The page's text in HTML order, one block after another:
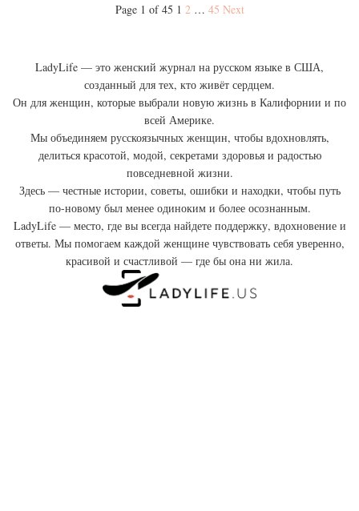
Page 1 of 45 1 2 … 45 Next
LadyLife — это женский журнал на русском языке в США,
созданный для тех, кто живёт сердцем.
Он для женщин, которые выбрали новую жизнь в Калифорнии и по
всей Америке.
Мы объединяем русскоязычных женщин, чтобы вдохновлять,
делиться красотой, модой, секретами здоровья и радостью
повседневной жизни.
Здесь — честные истории, советы, ошибки и находки, чтобы путь
по-новому был менее одиноким и более осознанным.
LadyLife — место, где вы всегда найдете поддержку, вдохновение и
ответы. Мы помогаем каждой женщине чувствовать себя уверенно,
красивой и счастливой — где бы она ни жила.